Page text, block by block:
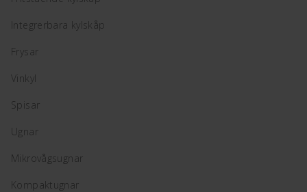
Integrerbara kylskåp
Frysar
Vinkyl
Spisar
Ugnar
Mikrovågsugnar
Kompaktugnar